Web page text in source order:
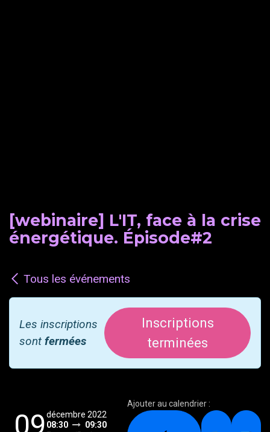
[webinaire] L'IT, face à la crise
énergétique. Épisode#2
Tous les événements
Les inscriptions
sont fermées
Inscriptions
terminées
09décembre 2022
08:30
09:30
Ajouter au calendrier :